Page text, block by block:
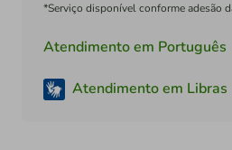
*Serviço disponível conforme adesão
Atendimento em Português
Atendimento em Libras